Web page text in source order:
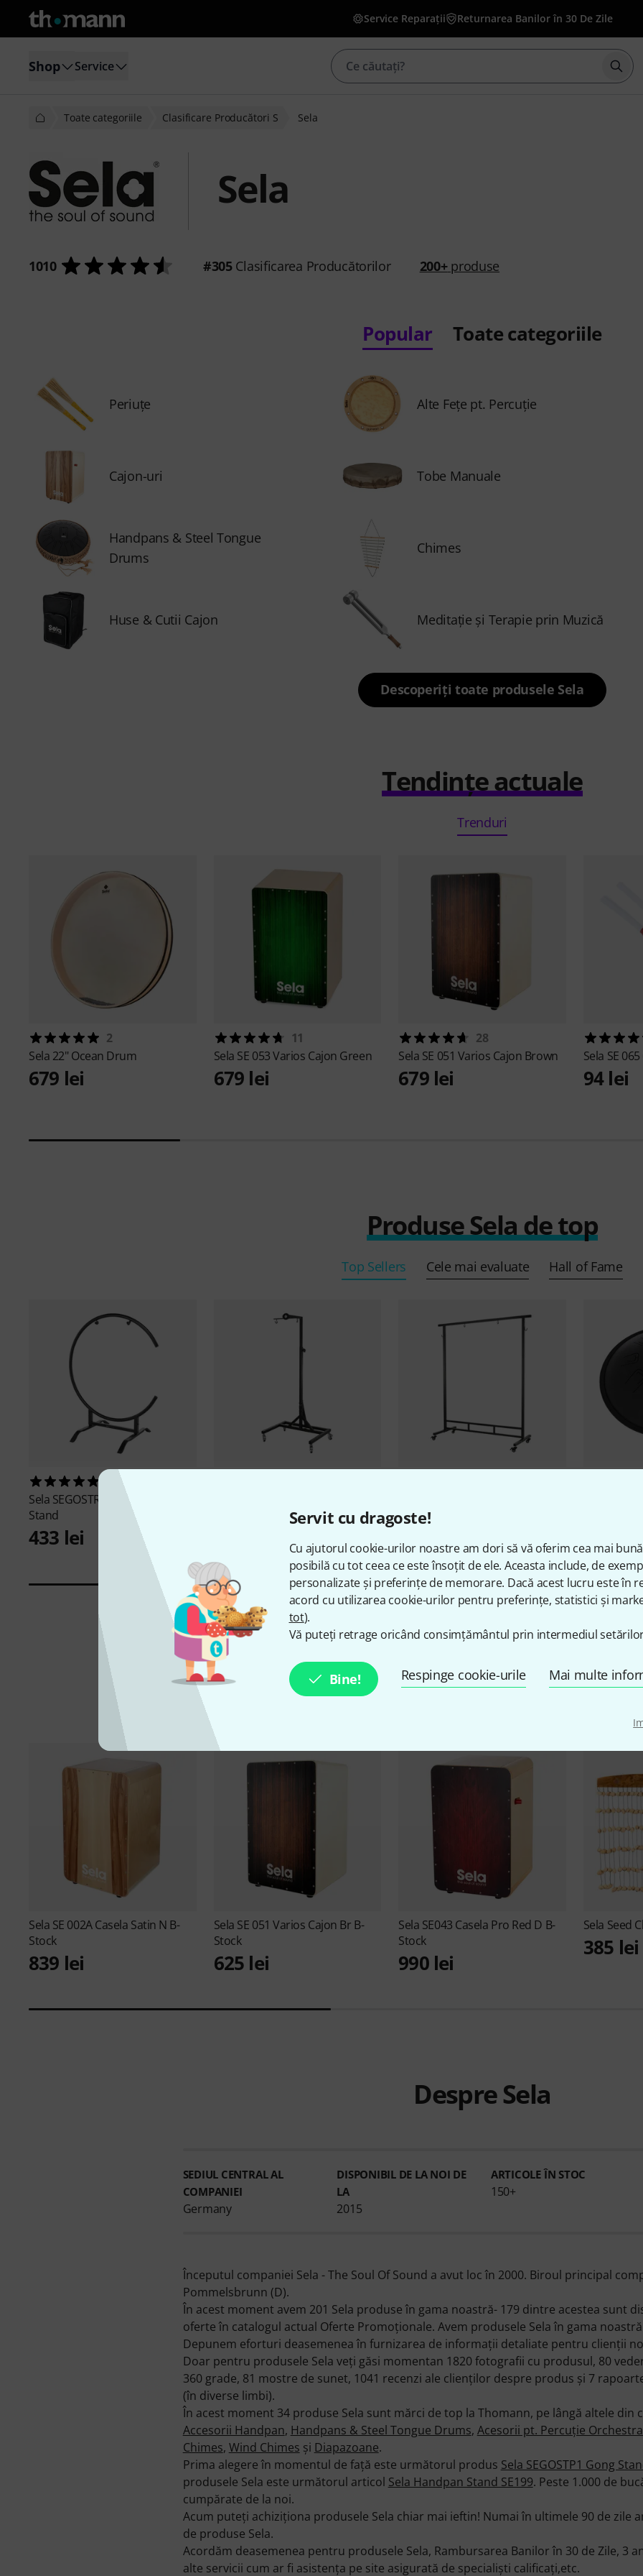
Servit cu dragoste!
Cu ajutorul cookie-urilor noastre am dori să vă oferim cea mai
posibilă cu tot ceea ce este însoțit de ele. Aceasta include, de
personalizate și preferințe de memorare. Dacă acest lucru este în
acord cu utilizarea cookie-urilor pentru preferințe, statistici și
tot).
Vă puteți retrage oricând consimțământul prin intermediul
Bine! Respinge cookie-urile Mai multe
Service Reparații Returnarea Banilor în 30 De Zile
Shop Service
Toate categoriile Clasificare Producători S Sela
Sela
1010 #305Clasificarea Producătorilor 200+produse
Popular Toate categoriile
Periuţe Alte Feţe pt. Percuţie
Cajon-uri Tobe Manuale
Handpans & Steel Tongue
Drums
Chimes
Huse & Cutii Cajon Meditaţie şi Terapie prin Muzică
Descoperiți toate produsele Sela
Tendințe actuale
Trenduri
2
Sela 22" Ocean Drum
679 lei
11
Sela SE 053 Varios Cajon Green
679 lei
28
Sela SE 051 Varios Cajon Brown
679 lei
Sela SE
94 lei
Produse Sela de top
Top Sellers Cele mai evaluate Hall of Fame
Sela SEGOSTR2 Round Gong
Stand
433 lei
599 lei
Sela Oferte
Sela SE 002A Casela Satin N B-
Stock
839 lei
Sela SE 051 Varios Cajon Br B-
Stock
625 lei
Sela SE043 Casela Pro Red D B-
Stock
990 lei
Sela Seed
385 lei
Despre Sela
SEDIUL CENTRAL AL
COMPANIEI
Germany
DISPONIBIL DE LA NOI DE
LA
2015
ARTICOLE ÎN STOC
150+
Începutul companiei Sela - The Soul Of Sound a avut loc în 2000. Biroul principal
Pommelsbrunn (D).
În acest moment avem 201 Sela produse în gama noastră- 179 dintre acestea sunt
oferte în catalogul actual Oferte Promoţionale. Avem produsele Sela în gama
Depunem eforturi deasemenea în furnizarea de informaţii detaliate pentru clienţii
Doar pentru produsele Sela veţi găsi momentan 1820 fotografii cu produsul, 80
360 grade, 81 mostre de sunet, 1041 recenzi ale clienţilor despre produs şi 7
(în diverse limbi).
În acest moment 34 produse Sela sunt mărci de top la Thomann, pe lângă altele din
Accesorii Handpan, Handpans & Steel Tongue Drums, Acesorii pt. Percuţie
Chimes, Wind Chimes şi Diapazoane.
Prima alegere în momentul de faţă este următorul produs Sela SEGOSTP1 Gong
produsele Sela este următorul articol Sela Handpan Stand SE199. Peste 1.000 de
cumpărate de la noi.
Acum puteţi achiziţiona produsele Sela chiar mai ieftin! Numai în ultimele 90 de zile
de produse Sela.
Acordăm deasemenea pentru produsele Sela, Rambursarea Banilor în 30 de Zile, 3
alte servicii cum ar fi asistenţa pe site asigurată de specialişti calificaţi,etc.